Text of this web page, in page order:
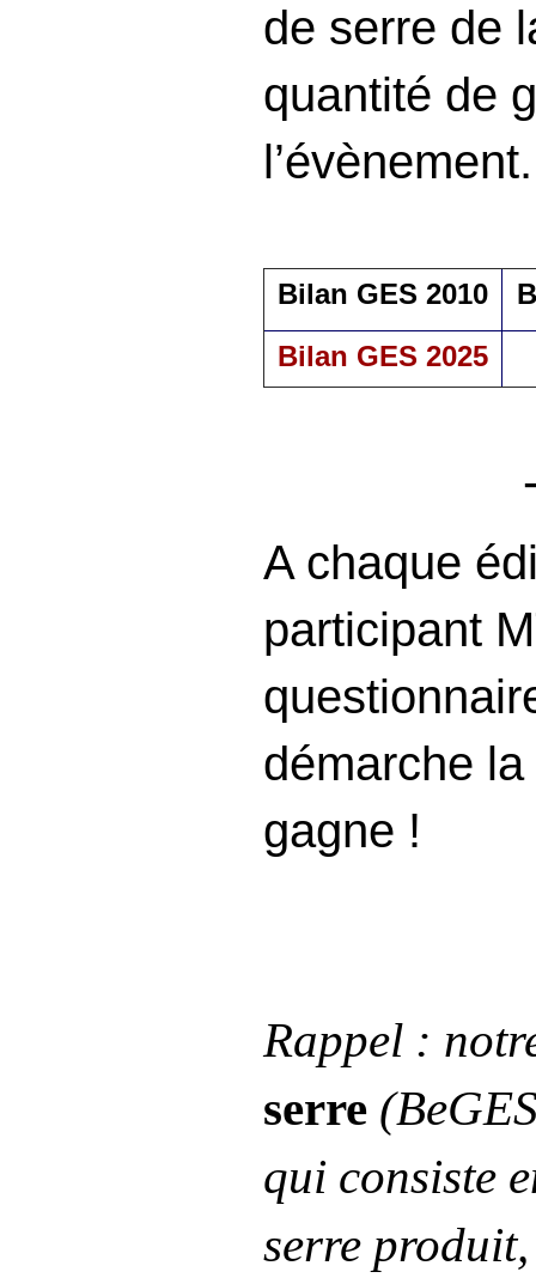
de serre de
quantité de
l’évènement.
Bilan GES 2010
Bilan GES 2025
A chaque
participant
démarche
gagne !
Rappel :
serre
qui consiste
serre